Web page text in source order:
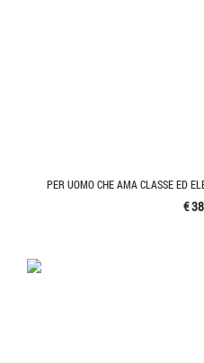
PER UOMO CHE AMA CLASSE ED
€